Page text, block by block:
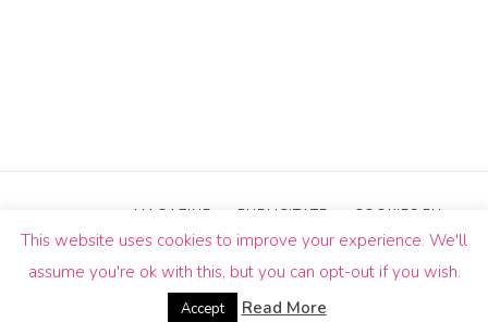
rezervate.Blossom Pin | Dezvoltată deBlossom
Themes.Propulsată de
MAGAZINE PUBLICITATE COOKIES EU
This website uses cookies to improve your experience. We'll
assume you're ok with this, but you can opt-out if you wish.
Accept Read More